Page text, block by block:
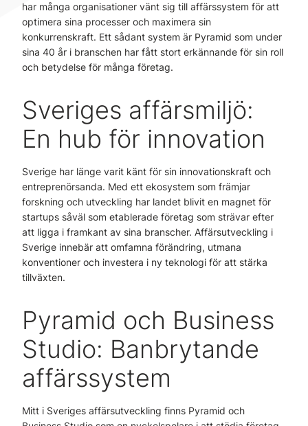
har många organisationer vänt sig till affärssystem för att
optimera sina processer och maximera sin
konkurrenskraft. Ett sådant system är Pyramid som under
sina 40 år i branschen har fått stort erkännande för sin roll
och betydelse för många företag.
Sveriges affärsmiljö:
En hub för innovation
Sverige har länge varit känt för sin innovationskraft och
entreprenörsanda. Med ett ekosystem som främjar
forskning och utveckling har landet blivit en magnet för
startups såväl som etablerade företag som strävar efter
att ligga i framkant av sina branscher. Affärsutveckling i
Sverige innebär att omfamna förändring, utmana
konventioner och investera i ny teknologi för att stärka
tillväxten.
Pyramid och Business
Studio: Banbrytande
affärssystem
Mitt i Sveriges affärsutveckling finns Pyramid och